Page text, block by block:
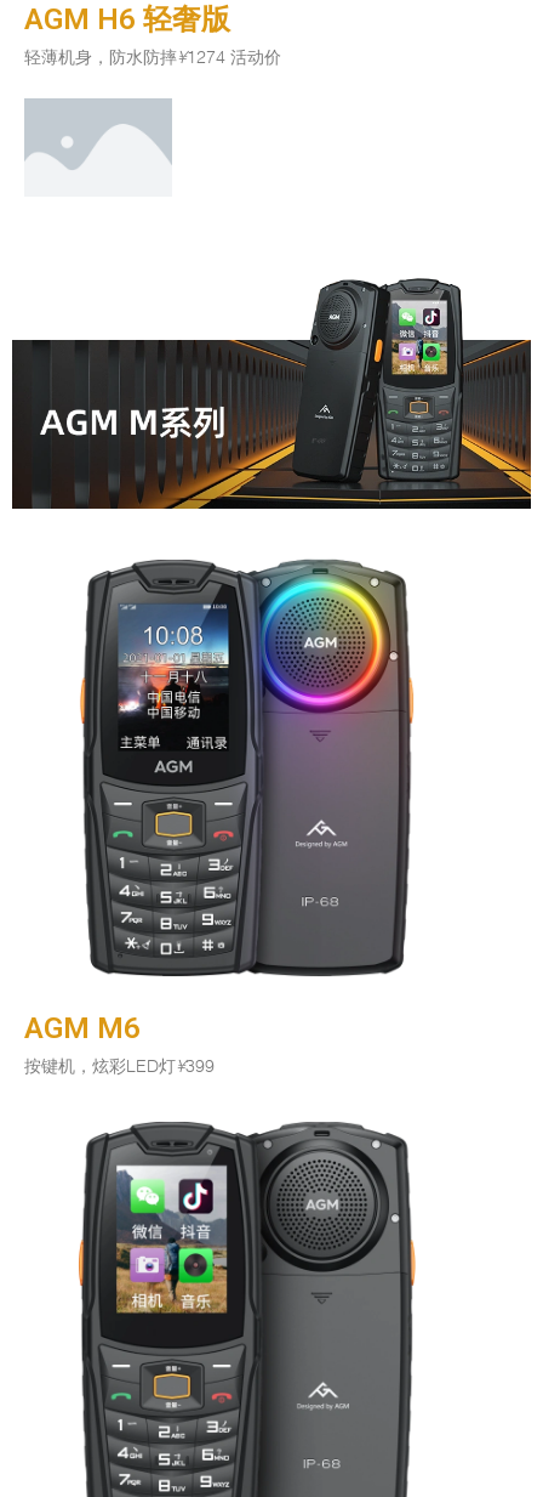
AGM H6 轻奢版
轻薄机身，防水防摔¥1274 活动价
AGM M6
按键机，炫彩LED灯¥399